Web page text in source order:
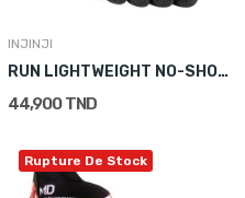
INJINJI
RUN LIGHTWEIGHT NO-SHOW
44,900 TND
Rupture De Stock